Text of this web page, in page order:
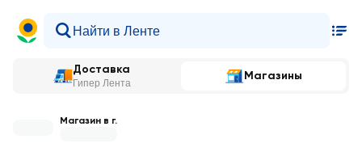
Доставка
Гипер Лента
Магазины
Магазин в г.